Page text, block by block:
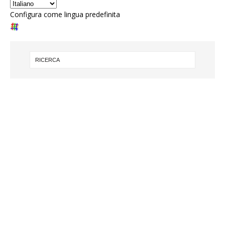
Configura come lingua predefinita